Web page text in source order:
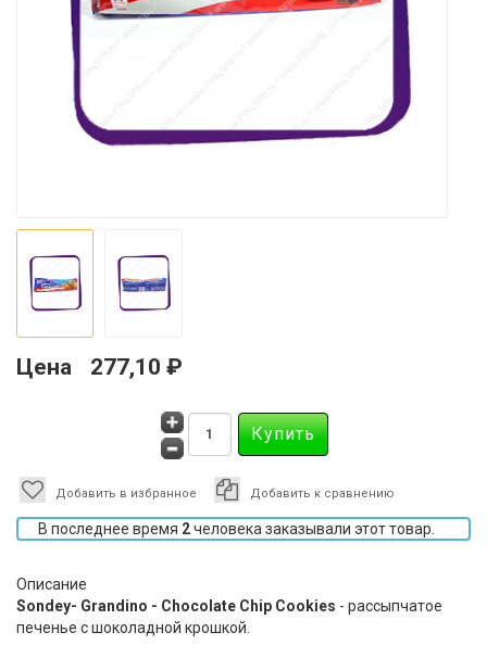
Цена 277,10 ₽
Добавить в избранное Добавить к сравнению
В последнее время 2человека заказывали этот товар.
Описание
Sondey- Grandino - Chocolate Chip Cookies - рассыпчатое
печенье с шоколадной крошкой.